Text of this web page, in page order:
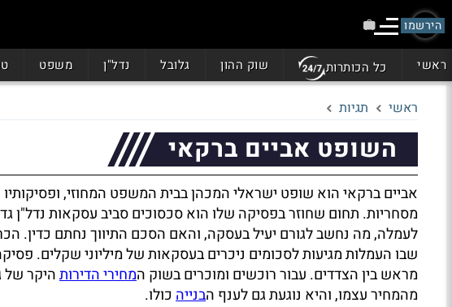
הירשמו
ראשי כל הכותרות שוק ההון גלובל נדל"ן משפט
ראשי תגיות
השופט אביים ברקאי
אביים ברקאי הוא שופט ישראלי המכהן בבית המשפט המחוזי, ופסיקותיו
מסחריות. תחום שחוזר בפסיקה שלו הוא סכסוכים סביב עסקאות נדל"ן
לעמלה, מה נחשב לגורם יעיל בעסקה, והאם הסכם התיווך נחתם כדין.
שבו העמלות מגיעות לסכומים ניכרים בעסקאות של מיליוני שקלים.
מראש בין הצדדים. עבור רוכשים ומוכרים בשוק המחירי הדירותהיקר של
מהמחיר עצמו, והיא נוגעת גם לענף הבנייהכולו.